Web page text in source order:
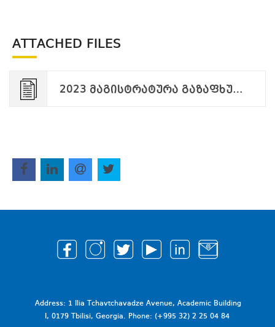
ATTACHED FILES
2023 მაგისტრატურა გაზაფხულის სმემსტრი დაცვის კომისიების შემადგენლობა დანართი N1.pdf
Address: 1 Ilia Tchavtchavadze Avenue, Academic Building
I, 0179 Tbilisi, Georgia. Phone: (+995 32) 2 25 04 84